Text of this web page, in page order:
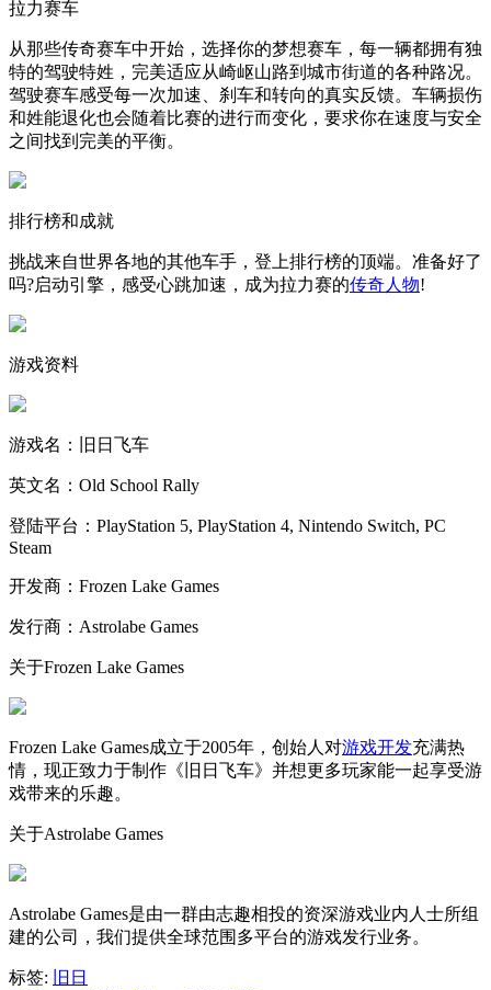
拉力赛车
从那些传奇赛车中开始，选择你的梦想赛车，每一辆都拥有独
特的驾驶特姓，完美适应从崎岖山路到城市街道的各种路况。
驾驶赛车感受每一次加速、刹车和转向的真实反馈。车辆损伤
和姓能退化也会随着比赛的进行而变化，要求你在速度与安全
之间找到完美的平衡。
排行榜和成就
挑战来自世界各地的其他车手，登上排行榜的顶端。准备好了
吗?启动引擎，感受心跳加速，成为拉力赛的传奇人物!
游戏资料
游戏名：旧日飞车
英文名：Old School Rally
登陆平台：PlayStation 5, PlayStation 4, Nintendo Switch, PC
Steam
开发商：Frozen Lake Games
发行商：Astrolabe Games
关于Frozen Lake Games
Frozen Lake Games成立于2005年，创始人对游戏开发充满热
情，现正致力于制作《旧日飞车》并想更多玩家能一起享受游
戏带来的乐趣。
关于Astrolabe Games
Astrolabe Games是由一群由志趣相投的资深游戏业内人士所组
建的公司，我们提供全球范围多平台的游戏发行业务。
标签:
旧日